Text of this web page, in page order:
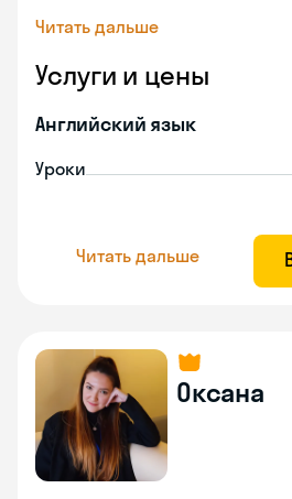
Читать дальше
Услуги и цены
Английский язык
Уроки
Читать дальше
Оксана